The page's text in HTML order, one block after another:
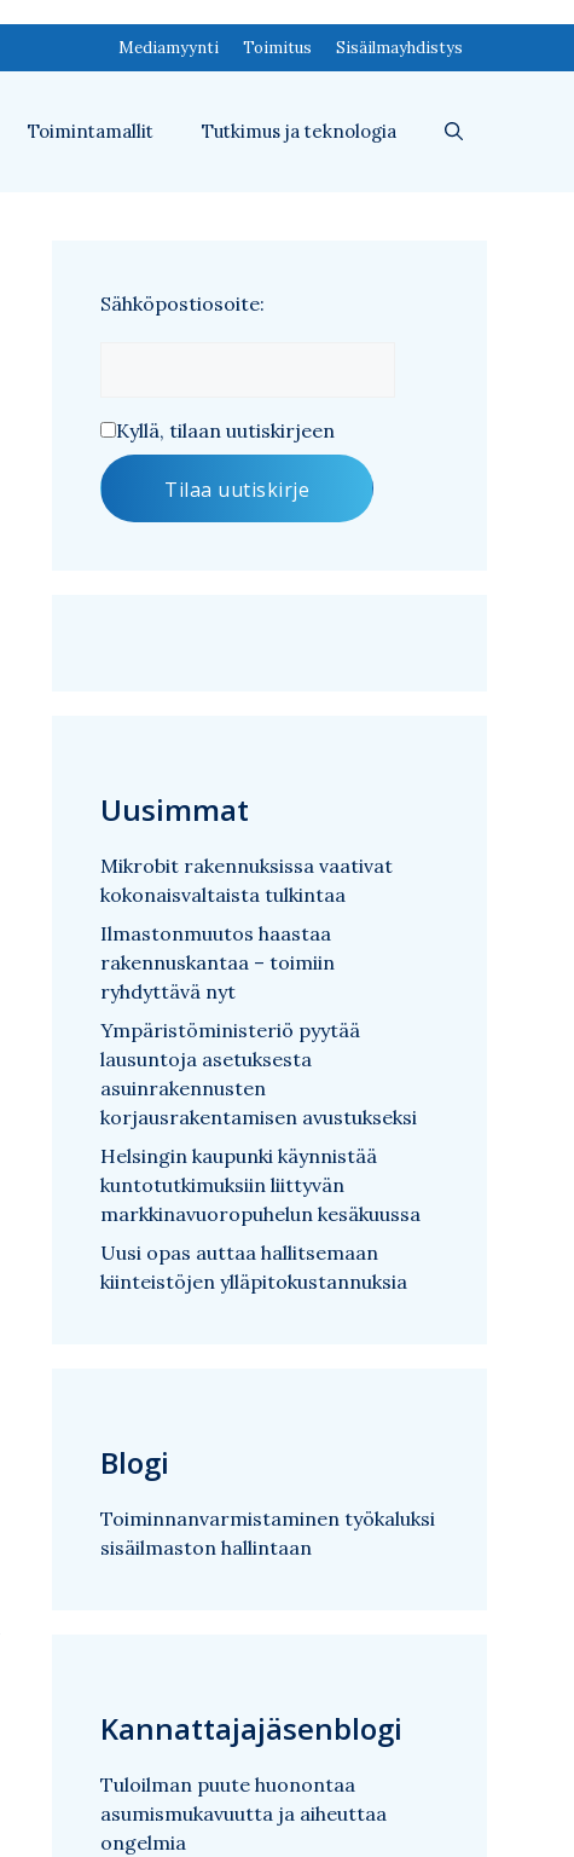
Mediamyynti Toimitus Sisäilmayhdistys
Toimintamallit Tutkimus ja teknologia
Sähköpostiosoite:
Kyllä, tilaan uutiskirjeen
Uusimmat
Mikrobit rakennuksissa vaativat
kokonaisvaltaista tulkintaa
Ilmastonmuutos haastaa
rakennuskantaa – toimiin
ryhdyttävä nyt
Ympäristöministeriö pyytää
lausuntoja asetuksesta
asuinrakennusten
korjausrakentamisen avustukseksi
Helsingin kaupunki käynnistää
kuntotutkimuksiin liittyvän
markkinavuoropuhelun kesäkuussa
Uusi opas auttaa hallitsemaan
kiinteistöjen ylläpitokustannuksia
Blogi
Toiminnanvarmistaminen työkaluksi
sisäilmaston hallintaan
Kannattajajäsenblogi
Tuloilman puute huonontaa
asumismukavuutta ja aiheuttaa
ongelmia